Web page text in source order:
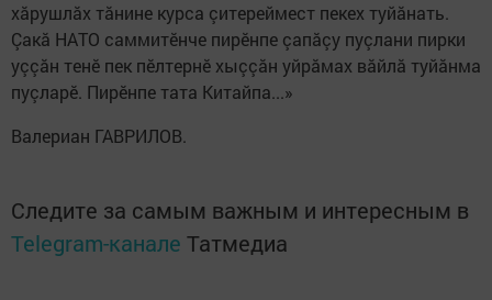
хăрушлăх тăнине курса çитереймест пекех туйăнать.
Çакă НАТО саммитӗнче пирӗнпе çапăçу пуçлани пирки
уççăн тенӗ пек пӗлтернӗ хыççăн уйрăмах вăйлă туйăнма
пуçларӗ. Пирӗнпе тата Китайпа...»
Валериан ГАВРИЛОВ.
Следите за самым важным и интересным в
Telegram-канале Татмедиа